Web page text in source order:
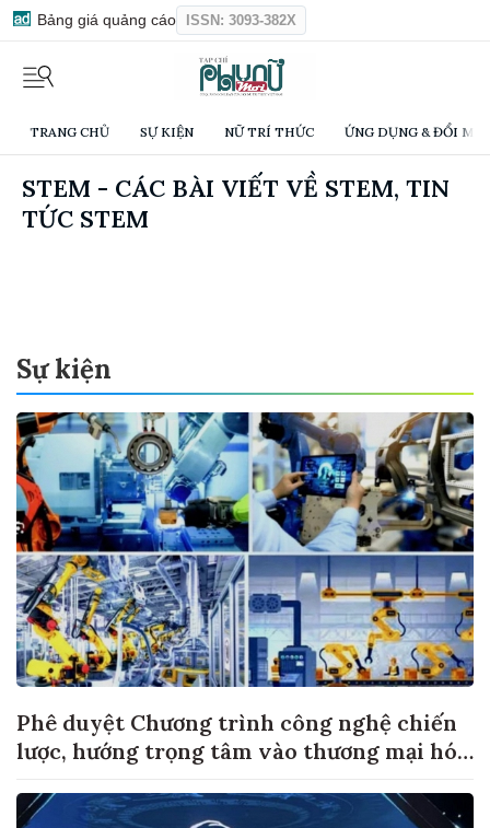
Bảng giá quảng cáo ISSN: 3093-382X
TRANG CHỦ SỰ KIỆN NỮ TRÍ THỨC ỨNG DỤNG & ĐỔI
STEM - CÁC BÀI VIẾT VỀ STEM, TIN
TỨC STEM
Sự kiện
Phê duyệt Chương trình công nghệ chiến
lược, hướng trọng tâm vào thương mại hóa